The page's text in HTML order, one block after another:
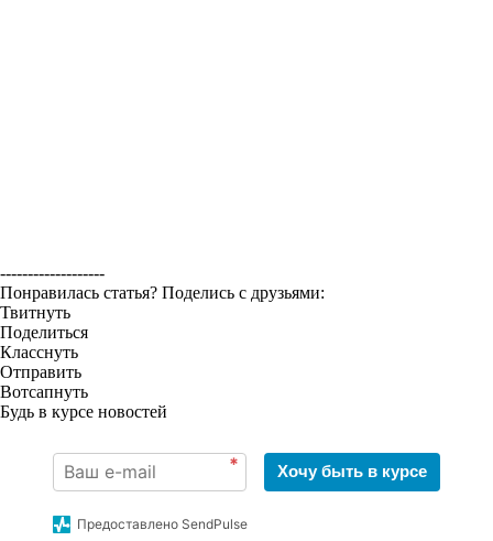
-------------------
Понравилась статья? Поделись с друзьями:
Твитнуть
Поделиться
Класснуть
Отправить
Вотсапнуть
Будь в курсе новостей
* Хочу быть в курсе
Предоставлено SendPulse